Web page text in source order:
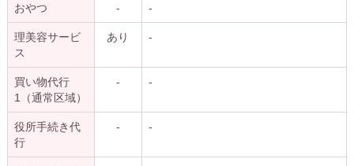
おやつ - -
理美容サービ
ス
あり -
買い物代行
1（通常区域）
- -
役所手続き代
行
- -